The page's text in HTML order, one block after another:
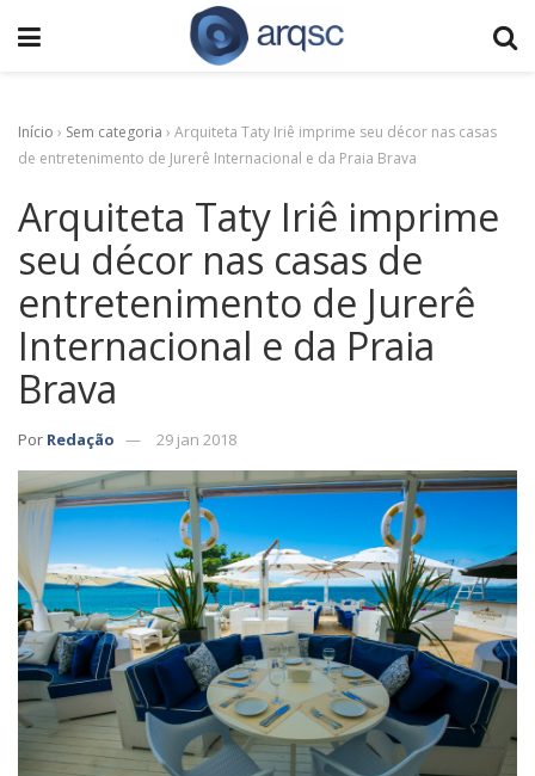
Início › Sem categoria › Arquiteta Taty Iriê imprime seu décor nas casas
de entretenimento de Jurerê Internacional e da Praia Brava
Arquiteta Taty Iriê imprime
seu décor nas casas de
entretenimento de Jurerê
Internacional e da Praia
Brava
Por Redação 29 jan 2018